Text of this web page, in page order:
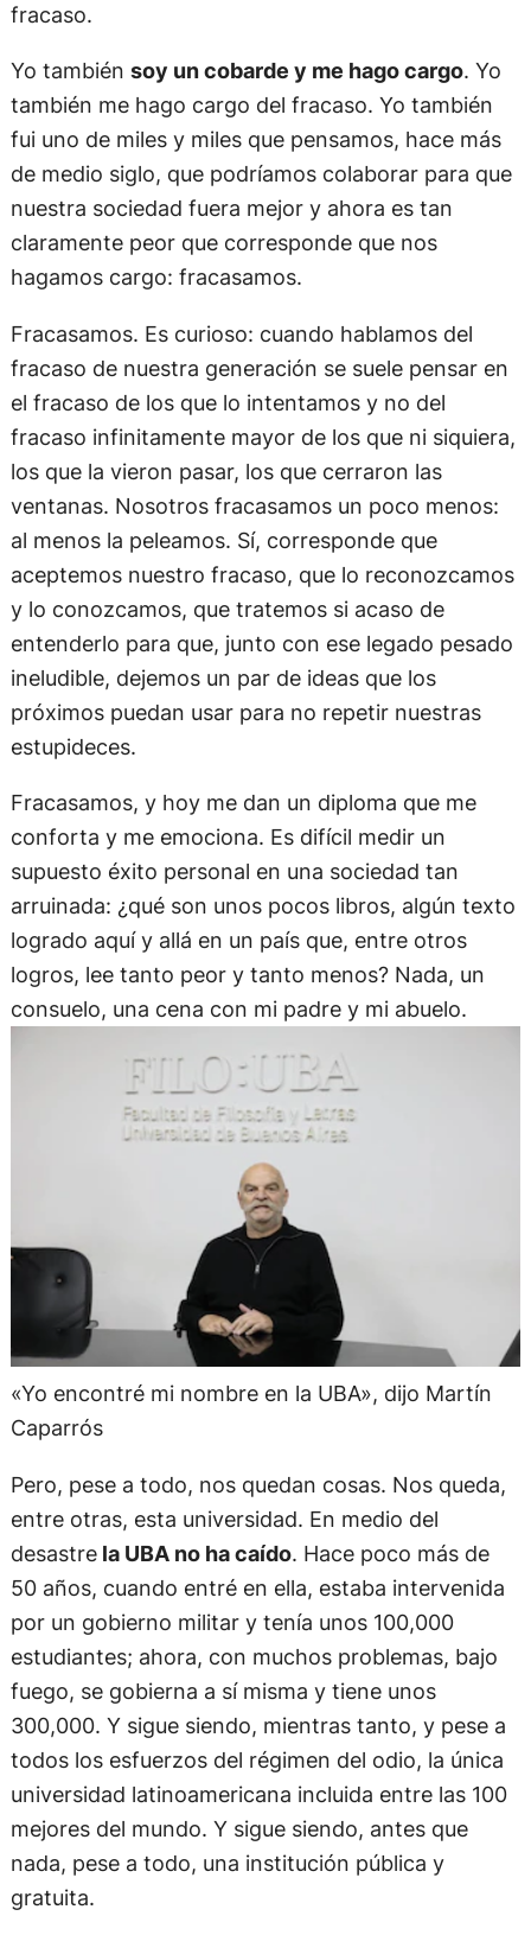
fracaso.
Yo también soy un cobarde y me hago cargo. Yo
también me hago cargo del fracaso. Yo también
fui uno de miles y miles que pensamos, hace más
de medio siglo, que podríamos colaborar para que
nuestra sociedad fuera mejor y ahora es tan
claramente peor que corresponde que nos
hagamos cargo: fracasamos.
Fracasamos. Es curioso: cuando hablamos del
fracaso de nuestra generación se suele pensar en
el fracaso de los que lo intentamos y no del
fracaso infinitamente mayor de los que ni siquiera,
los que la vieron pasar, los que cerraron las
ventanas. Nosotros fracasamos un poco menos:
al menos la peleamos. Sí, corresponde que
aceptemos nuestro fracaso, que lo reconozcamos
y lo conozcamos, que tratemos si acaso de
entenderlo para que, junto con ese legado pesado
ineludible, dejemos un par de ideas que los
próximos puedan usar para no repetir nuestras
estupideces.
Fracasamos, y hoy me dan un diploma que me
conforta y me emociona. Es difícil medir un
supuesto éxito personal en una sociedad tan
arruinada: ¿qué son unos pocos libros, algún texto
logrado aquí y allá en un país que, entre otros
logros, lee tanto peor y tanto menos? Nada, un
consuelo, una cena con mi padre y mi abuelo.
«Yo encontré mi nombre en la UBA», dijo Martín
Caparrós
Pero, pese a todo, nos quedan cosas. Nos queda,
entre otras, esta universidad. En medio del
desastrela UBA no ha caído. Hace poco más de
50 años, cuando entré en ella, estaba intervenida
por un gobierno militar y tenía unos 100,000
estudiantes; ahora, con muchos problemas, bajo
fuego, se gobierna a sí misma y tiene unos
300,000. Y sigue siendo, mientras tanto, y pese a
todos los esfuerzos del régimen del odio, la única
universidad latinoamericana incluida entre las 100
mejores del mundo. Y sigue siendo, antes que
nada, pese a todo, una institución pública y
gratuita.